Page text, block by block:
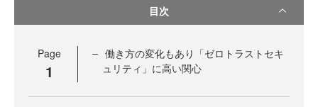
目次
Page
1
働き方の変化もあり「ゼロトラストセキ
ュリティ」に高い関心